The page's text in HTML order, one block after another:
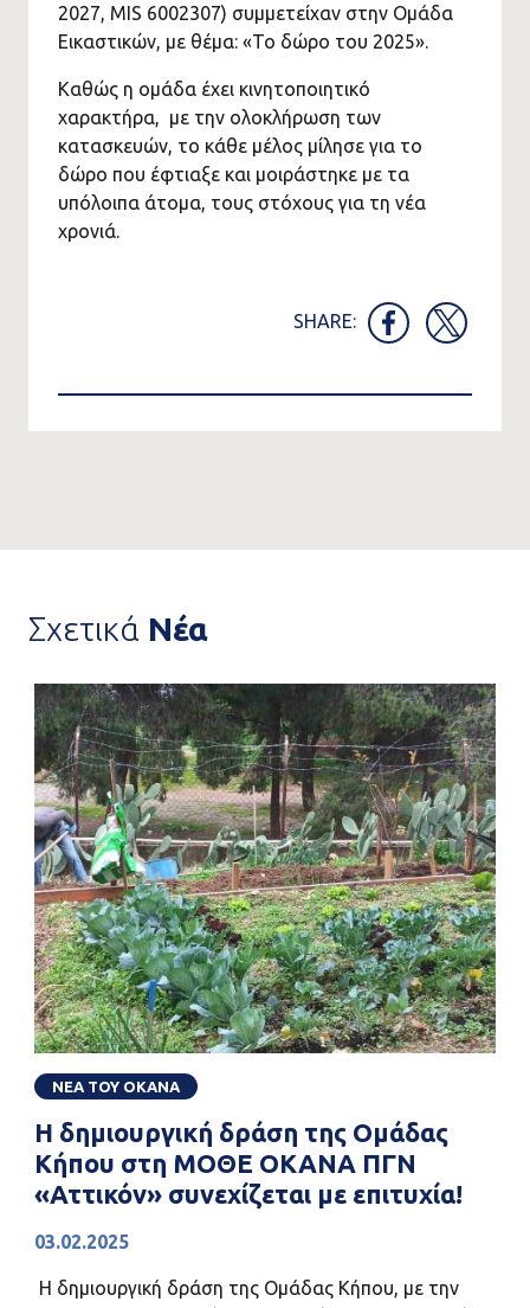
2027, MIS 6002307) συμμετείχαν στην Ομάδα
Εικαστικών, με θέμα: «Το δώρο του 2025».
Καθώς η ομάδα έχει κινητοποιητικό
χαρακτήρα, με την ολοκλήρωση των
κατασκευών, το κάθε μέλος μίλησε για το
δώρο που έφτιαξε και μοιράστηκε με τα
υπόλοιπα άτομα, τους στόχους για τη νέα
χρονιά.
SHARE:
Σχετικά Νέα
ΝΕΑ ΤΟΥ ΟΚΑΝΑ
Η δημιουργική δράση της Ομάδας
Κήπου στη ΜΟΘΕ ΟΚΑΝΑ ΠΓΝ
«Αττικόν» συνεχίζεται με επιτυχία!
03.02.2025
Η δημιουργική δράση της Ομάδας Κήπου, με την